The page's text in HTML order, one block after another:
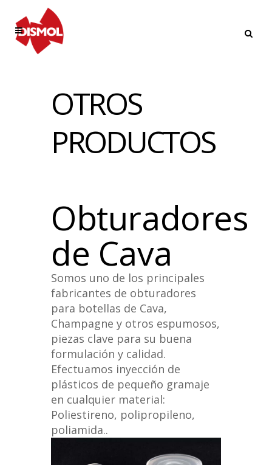
OTROS
PRODUCTOS
Obturadores
de Cava
Somos uno de los principales
fabricantes de obturadores
para botellas de Cava,
Champagne y otros espumosos,
piezas clave para su buena
formulación y calidad.
Efectuamos inyección de
plásticos de pequeño gramaje
en cualquier material:
Poliestireno, polipropileno,
poliamida..